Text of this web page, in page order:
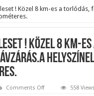
ennek súlyos
János fizetését!Mutatjuk:
az adó fizetőknek a
a Fidesz működéséről!
professzor.
! Közel 8 km-es a
! Közel 8 km-
Comments Offon
558 Views